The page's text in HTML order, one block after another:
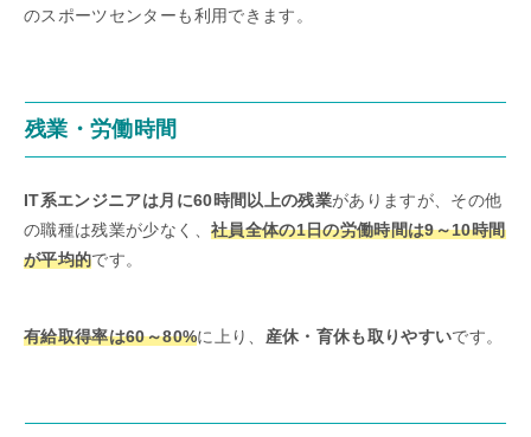
のスポーツセンターも利用できます。
残業・労働時間
IT系エンジニアは月に60時間以上の残業がありますが、その他
の職種は残業が少なく、 社員全体の1日の労働時間は9～10時間
が平均的です。
有給取得率は60～80%に上り、 産休・育休も取りやすいです。